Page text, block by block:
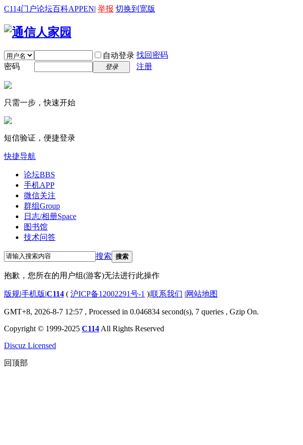
C114门户论坛百科APPEN| 举报 切换到宽版
自动登录 找回密码
密码
登录 注册
只需一步，快速开始
短信验证，便捷登录
快捷导航
论坛BBS
手机APP
微信关注
群组Group
日志/相册Space
图书馆
技术问答
搜索 搜索
抱歉，您所在的用户组(游客)无法进行此操作
版规|手机版|C114 ( 沪ICP备12002291号-1 )|联系我们 |网站地图
GMT+8, 2026-8-7 12:57 , Processed in 0.046834 second(s), 7 queries , Gzip On.
Copyright © 1999-2025 C114 All Rights Reserved
Discuz Licensed
回顶部